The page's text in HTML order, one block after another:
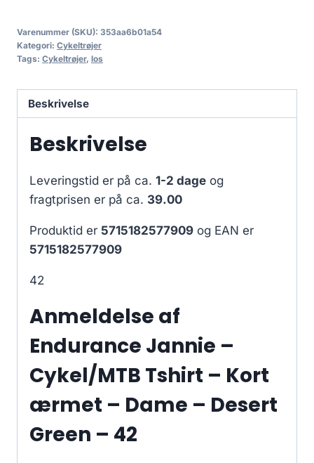
Varenummer (SKU): 353aa6b01a54
Kategori: Cykeltrøjer
Tags: Cykeltrøjer, los
Beskrivelse
Beskrivelse
Leveringstid er på ca. 1-2 dage og
fragtprisen er på ca. 39.00
Produktid er 5715182577909 og EAN er
5715182577909
42
Anmeldelse af
Endurance Jannie –
Cykel/MTB Tshirt – Kort
ærmet – Dame – Desert
Green – 42